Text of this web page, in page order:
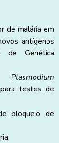
de malária em
antígenos
de Genética
Plasmodium
testes de
bloqueio de